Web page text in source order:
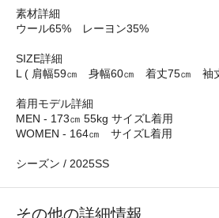
素材詳細
ウール65% レーヨン35%
SIZE詳細
L ( 肩幅59㎝ 身幅60㎝ 着丈75㎝ 袖
着用モデル詳細
MEN - 173㎝ 55kg サイズL着用
WOMEN - 164㎝ サイズL着用
シーズン / 2025SS
その他の詳細情報